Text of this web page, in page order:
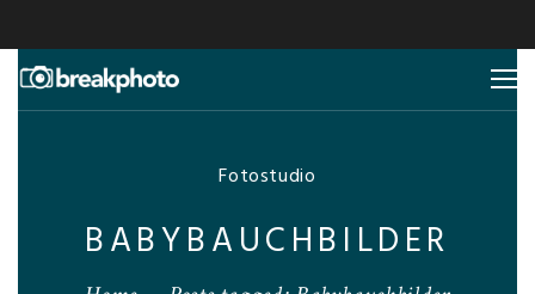
Fotostudio
BABYBAUCHBILDER